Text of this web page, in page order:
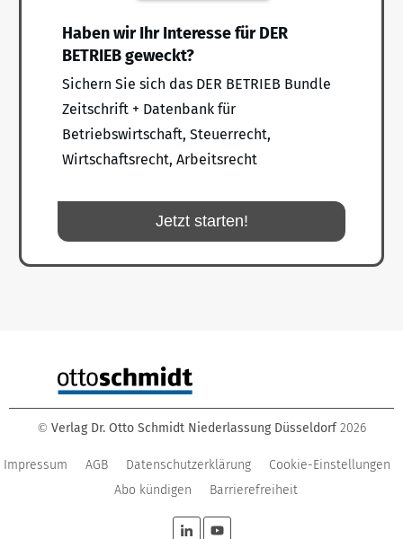
Haben wir Ihr Interesse für DER
BETRIEB geweckt?
Sichern Sie sich das DER BETRIEB Bundle
Zeitschrift + Datenbank für
Betriebswirtschaft, Steuerrecht,
Wirtschaftsrecht, Arbeitsrecht
Jetzt starten!
© Verlag Dr. Otto Schmidt Niederlassung Düsseldorf 2026
Impressum AGB Datenschutzerklärung
Cookie-Einstellungen
Abo kündigen
Barrierefreiheit